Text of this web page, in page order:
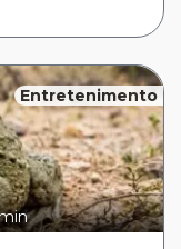
Entretenimento